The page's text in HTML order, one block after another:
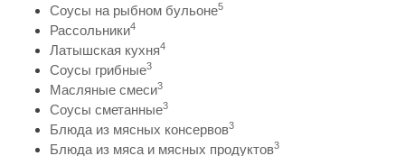
Соусы на рыбном бульоне5
Рассольники4
Латышская кухня4
Соусы грибные3
Масляные смеси3
Соусы сметанные3
Блюда из мясных консервов3
Блюда из мяса и мясных продуктов3